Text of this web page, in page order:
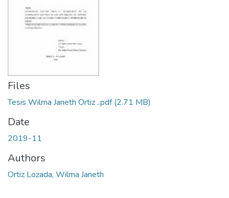
Files
Tesis Wilma Janeth Ortiz ..pdf(2.71 MB)
Date
2019-11
Authors
Ortiz Lozada, Wilma Janeth